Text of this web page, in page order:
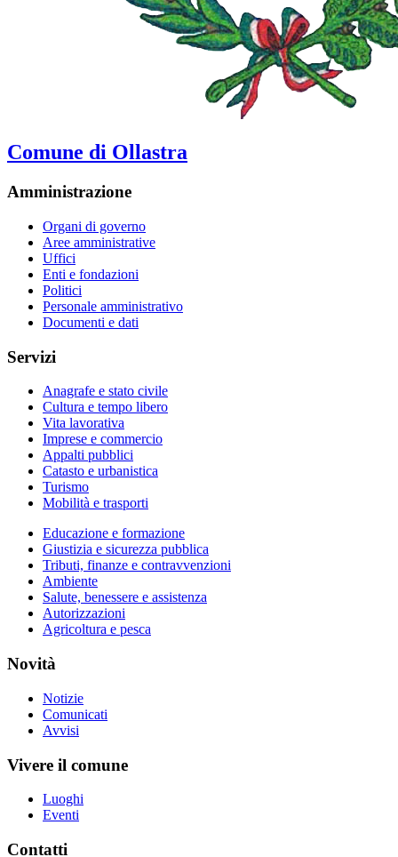
Comune di Ollastra
Amministrazione
Organi di governo
Aree amministrative
Uffici
Enti e fondazioni
Politici
Personale amministrativo
Documenti e dati
Servizi
Anagrafe e stato civile
Cultura e tempo libero
Vita lavorativa
Imprese e commercio
Appalti pubblici
Catasto e urbanistica
Turismo
Mobilità e trasporti
Educazione e formazione
Giustizia e sicurezza pubblica
Tributi, finanze e contravvenzioni
Ambiente
Salute, benessere e assistenza
Autorizzazioni
Agricoltura e pesca
Novità
Notizie
Comunicati
Avvisi
Vivere il comune
Luoghi
Eventi
Contatti